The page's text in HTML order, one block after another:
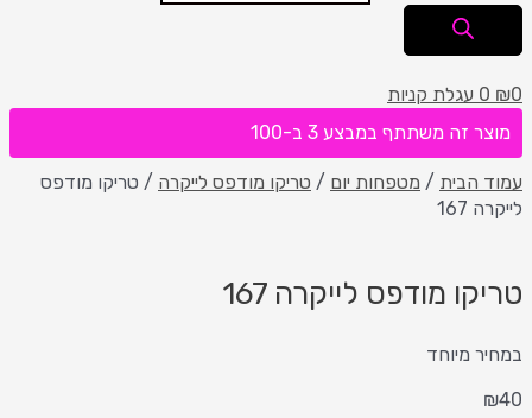
₪0
0 עגלת קניות
מוצר זה משתתף במבצע 3 ב-100
עמוד הבית / מטפחות יום / טריקו מודפס לייקרה / טריקו מודפס
לייקרה 167
טריקו מודפס לייקרה 167
במחיר מיוחד
₪40